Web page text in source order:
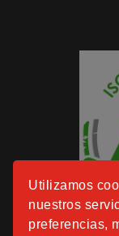
Utilizamos
nuestros
preferencias,